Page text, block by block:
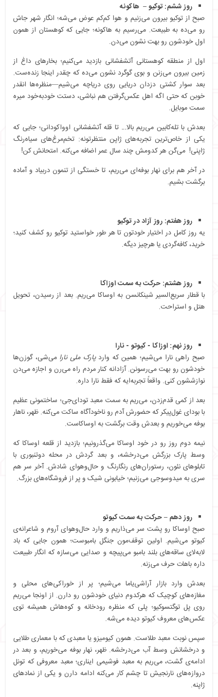
روز ششم: توکیو – هاکونه
صبح از توکیو بیرون می‌زنیم و هوا کم‌کم عوض می‌شه؛ انگار شهر جاش
رو می‌ده به طبیعت. می‌رسیم به هاکونه؛ جایی که کوهستان از همون
اول خودشون رو بهت نشون می‌دن.
اول از منطقه کوهستانی آتشفشانی بازدید می‌کنیم؛ بخارهای داغ از
زمین بیرون می‌زنن و بوی گوگرد نشون می‌ده که چقدر اینجا زنده‌ست.
بعد سوار کشتی دزدان دریایی روی دریاچه می‌شیم—منظره‌ها انقدر
خوبن که حتی اگه اهل عکس‌گرفتن هم نباشی، دستت خودبه‌خود میره
سمت موبایل.
بعدش با تله‌کابین می‌ریم بالا… تا قله آتشفشانی اوواکودانی؛ جایی که
یکی از خاص‌ترین تجربه‌های ژاپن منتظرتونه: تخم‌مرغ‌های سیاه‌رنگ
ژاپنی! می‌گن هر کدومش چند سال عمر اضافه می‌کنه. امتحانش کن!
در آخر هم برای نهار بوفه‌ای می‌ریم، تا خستگی از تنمون دربیاد و آماده
برگشت بشیم.
روز هفتم: روز آزاد در توکیو
یه روز کامل در اختیار خودتون تا هر طور خواستید توکیو رو کشف کنید؛
خرید، کافه‌گردی یا هرچیز دیگه.
روز هشتم: حرکت به سمت اوزاکا
با قطار سریع‌السیر شینکانسن به اوساکا می‌ریم. بعد از رسیدن، تحویل
هتل و استراحت.
روز نهم: اوزاکا - کیوتو - نارا
صبح راهی نارا می‌شیم؛ همین که واردپارک ملی نارا می‌شی، گوزن‌ها
خودشون رو بهت می‌رسونن. آزادانه کنار مردم راه می‌رن و اجازه می‌دن
نوازششون کنی. واقعاً تجربه‌ایه که فقط نارا داره.
بعد از کمی قدم‌زدن، می‌ریم به سمت معبد تودای‌جی؛ ساختمونی عظیم
با بودای غول‌پیکر که حضورش آدم رو ناخودآگاه ساکت می‌کنه. ظهر، ناهار
بوفه می‌خوریم و بعدش وقت برگشت به اوساکاست.
نیمه دوم روز رو در خود اوساکا می‌گذرونیم؛ بازدید از قلعه اوساکا که
وسط پارک بزرگش می‌درخشه، و بعد گردش در محله دوتنبوری با
تابلوهای نئون، رستوران‌های رنگارنگ و حال‌وهوای شادش. آخر سر هم
سری به میدوسوجی می‌زنیم؛ خیابونی شیک و پر از فروشگاه‌های بزرگ.
روز دهم – حرکت به سمت کیوتو
صبح اوساکا رو پشت سر می‌ذاریم و وارد حال‌وهوای آروم و شاعرانه‌ی
کیوتو می‌شیم. اولین توقف‌مون جنگل بامبوست؛ همون جایی که باد
لابه‌لای ساقه‌های بلند بامبو می‌پیچه و صدایی می‌سازه که انگار طبیعت
داره باهات حرف می‌زنه.
بعدش وارد بازار آراشی‌یاما می‌شیم؛ پر از خوراکی‌های محلی و
مغازه‌های کوچیک که هرکدوم دنیای خودشون رو دارن. از اونجا می‌ریم
روی پل توگتسوکیو؛ پلی که منظره رودخانه و کوه‌هاش همیشه توی
عکس‌های معروف کیوتو دیده می‌شه.
سپس نوبت معبد طلاست. همون کیومیزو یا معبدی که با معماری طلایی
و درخشانش وسط آب می‌درخشه. ظهر، نهار بوفه می‌خوریم، و بعد در
ادامه‌ی گشت، می‌ریم به معبد فوشیمی ایناری؛ معبد معروفی که تونل
دروازه‌های نارنجیش تا چشم کار می‌کنه ادامه دارن و یکی از نمادهای
ژاپنه.